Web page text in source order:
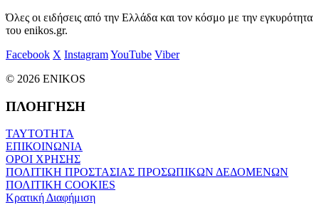
Όλες οι ειδήσεις από την Ελλάδα και τον κόσμο με την εγκυρότητα
του enikos.gr.
Facebook X InstagramYouTube Viber
© 2026 ENIKOS
ΠΛΟΗΓΗΣΗ
ΤΑΥΤΟΤΗΤΑ
ΕΠΙΚΟΙΝΩΝΙΑ
ΟΡΟΙ ΧΡΗΣΗΣ
ΠΟΛΙΤΙΚΗ ΠΡΟΣΤΑΣΙΑΣ ΠΡΟΣΩΠΙΚΩΝ ΔΕΔΟΜΕΝΩΝ
ΠΟΛΙΤΙΚΗ COOKIES
Κρατική Διαφήμιση